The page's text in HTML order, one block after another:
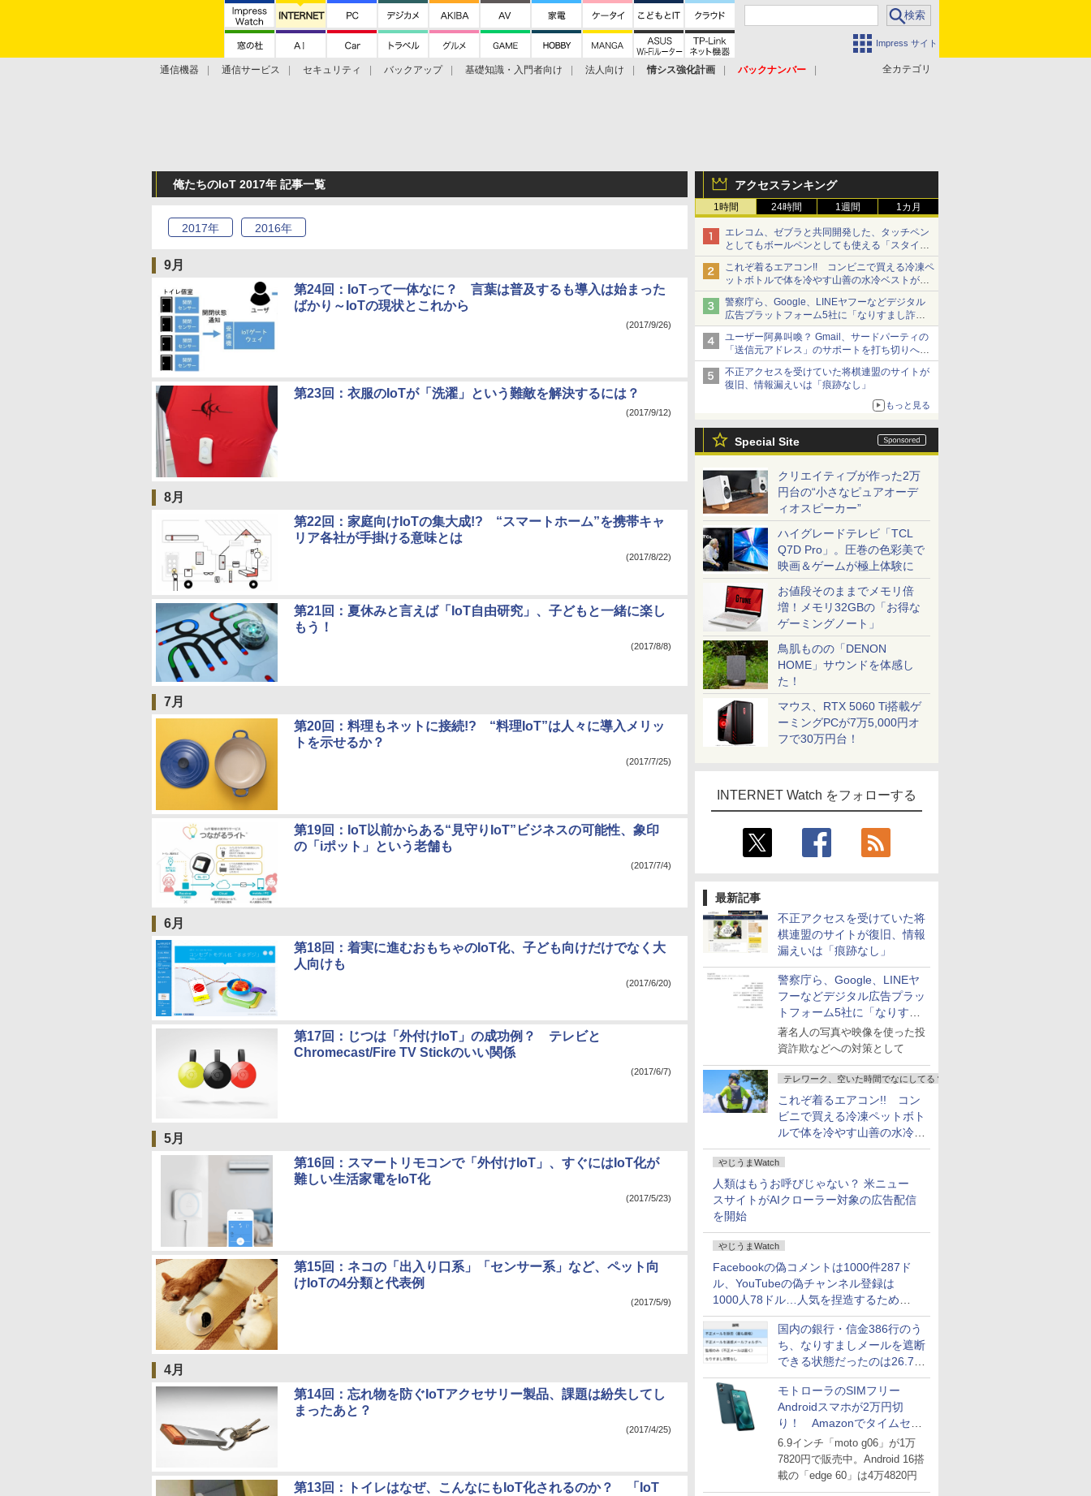
Impress サイト
全カテゴリ
通信機器 通信サービス セキュリティ バックアップ 基礎知識・入門者向け 法人向け 情シス強化計画
バックナンバー
アクセスランキング
1時間 24時間 1週間 1カ月
エレコム、ゼブラと共同開発した、タッチペン
としてもボールペンとしても使える「スタイラ
スツーウェイ」発売 iPadにも紙にも、持ち替
えずに書き込める
これぞ着るエアコン!! コンビニで買える冷凍ペ
ットボトルで体を冷やす山善の水冷ベストがロ
ードバイクにちょうどいい【ぼっち・ざ・ろー
ど！その14】【空いた時間でなにしてる？】
警察庁ら、Google、LINEヤフーなどデジタル
広告プラットフォーム5社に「なりすまし詐欺
広告」対策強化を要請 著名人の写真や映像を
使った投資詐欺などへの対策として
ユーザー阿鼻叫喚？ Gmail、サードパーティの
「送信元アドレス」のサポートを打ち切りへ
【やじうまWatch】
不正アクセスを受けていた将棋連盟のサイトが
復旧、情報漏えいは「痕跡なし」
もっと見る
Special Site
クリエイティブが作った2万
円台の“小さなピュアオーデ
ィオスピーカー”
ハイグレードテレビ「TCL
Q7D Pro」。圧巻の色彩美で
映画＆ゲームが極上体験に
お値段そのままでメモリ倍
増！メモリ32GBの「お得な
ゲーミングノート」
鳥肌ものの「DENON
HOME」サウンドを体感し
た！
マウス、RTX 5060 Ti搭載ゲ
ーミングPCが7万5,000円オ
フで30万円台！
INTERNET Watch をフォローする
最新記事
不正アクセスを受けていた将
棋連盟のサイトが復旧、情報
漏えいは「痕跡なし」
警察庁ら、Google、LINEヤ
フーなどデジタル広告プラッ
トフォーム5社に「なりすま
し詐欺広告」対策強化を要請
著名人の写真や映像を使った投
資詐欺などへの対策として
テレワーク、空いた時間でなにしてる？
これぞ着るエアコン!! コン
ビニで買える冷凍ペットボト
ルで体を冷やす山善の水冷ベ
ストがロードバイクにちょう
どいい【ぼっち・ざ・ろー
ど！その14】
やじうまWatch
人類はもうお呼びじゃない？ 米ニュー
スサイトがAIクローラー対象の広告配信
を開始
やじうまWatch
Facebookの偽コメントは1000件287ド
ル、YouTubeの偽チャンネル登録は
1000人78ドル…人気を捏造するための
価格リストが公開中
国内の銀行・信金386行のう
ち、なりすましメールを遮断
できる状態だったのは26.7％
にとどまる～GMOブランド
セキュリティ調査
モトローラのSIMフリー
Androidスマホが2万円切
り！ Amazonでタイムセー
ル
6.9インチ「moto g06」が1万
7820円で販売中。Android 16搭
載の「edge 60」は4万4820円
俺たちのIoT 2017年 記事一覧
2017年 2016年
9月
第24回：IoTって一体なに？ 言葉は普及するも導入は始まった
ばかり～IoTの現状とこれから
(2017/9/26)
第23回：衣服のIoTが「洗濯」という難敵を解決するには？
(2017/9/12)
8月
第22回：家庭向けIoTの集大成!? “スマートホーム”を携帯キャ
リア各社が手掛ける意味とは
(2017/8/22)
第21回：夏休みと言えば「IoT自由研究」、子どもと一緒に楽し
もう！
(2017/8/8)
7月
第20回：料理もネットに接続!? “料理IoT”は人々に導入メリッ
トを示せるか？
(2017/7/25)
第19回：IoT以前からある“見守りIoT”ビジネスの可能性、象印
の「iポット」という老舗も
(2017/7/4)
6月
第18回：着実に進むおもちゃのIoT化、子ども向けだけでなく大
人向けも
(2017/6/20)
第17回：じつは「外付けIoT」の成功例？ テレビと
Chromecast/Fire TV Stickのいい関係
(2017/6/7)
5月
第16回：スマートリモコンで「外付けIoT」、すぐにはIoT化が
難しい生活家電をIoT化
(2017/5/23)
第15回：ネコの「出入り口系」「センサー系」など、ペット向
けIoTの4分類と代表例
(2017/5/9)
4月
第14回：忘れ物を防ぐIoTアクセサリー製品、課題は紛失してし
まったあと？
(2017/4/25)
第13回：トイレはなぜ、こんなにもIoT化されるのか？ 「IoT